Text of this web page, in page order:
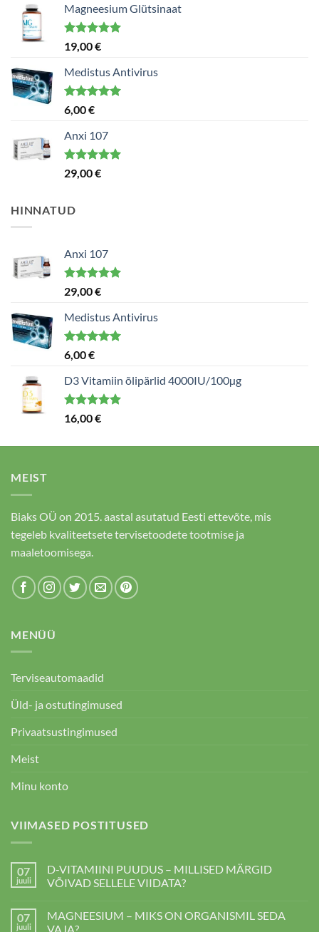
Magneesium Glütsinaat
Hinnanguga
5.00
19,00€
Medistus Antivirus
Hinnanguga
5.00
6,00€
Anxi 107
Hinnanguga
5.00
29,00€
HINNATUD
Anxi 107
Hinnanguga
5.00
29,00€
Medistus Antivirus
Hinnanguga
5.00
6,00€
D3 Vitamiin õlipärlid 4000IU/100µg
Hinnanguga
5.00
16,00€
MEIST
Biaks OÜ on 2015. aastal asutatud Eesti ettevõte, mis
tegeleb kvaliteetsete tervisetoodete tootmise ja
maaletoomisega.
MENÜÜ
Terviseautomaadid
Üld- ja ostutingimused
Privaatsustingimused
Meist
Minu konto
VIIMASED POSTITUSED
07
juuli
D-VITAMIINI PUUDUS – MILLISED MÄRGID
VÕIVAD SELLELE VIIDATA?
PUUDUS
–
ei
ole
07
juuli
MAGNEESIUM – MIKS ON ORGANISMIL SEDA
VAJA?